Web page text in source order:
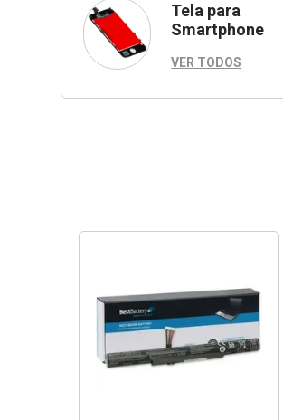
Tela para
Smartphone
VER TODOS